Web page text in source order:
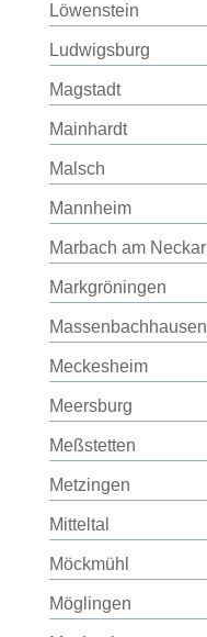
Löwenstein
Ludwigsburg
Magstadt
Mainhardt
Malsch
Mannheim
Marbach am Neckar
Markgröningen
Massenbachhausen
Meckesheim
Meersburg
Meßstetten
Metzingen
Mitteltal
Möckmühl
Möglingen